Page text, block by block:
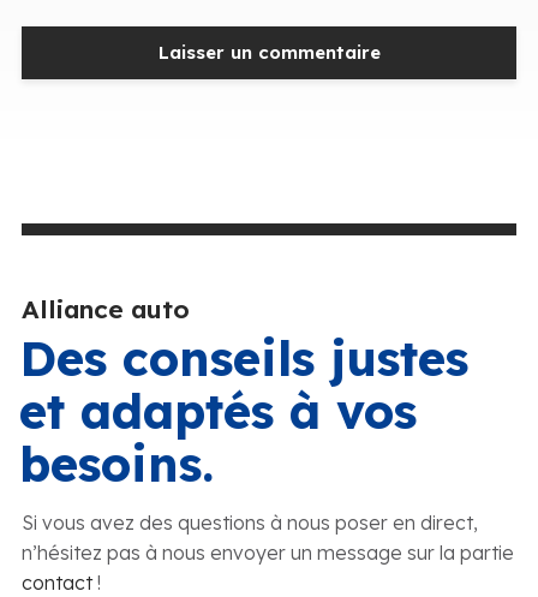
Alliance auto
Des conseils justes
et adaptés à vos
besoins.
Si vous avez des questions à nous poser en direct,
n’hésitez pas à nous envoyer un message sur la partie
contact!